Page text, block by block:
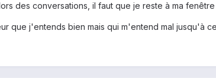
des conversations, il faut que je reste à ma fenêtre
que j'entends bien mais qui m'entend mal jusqu'à